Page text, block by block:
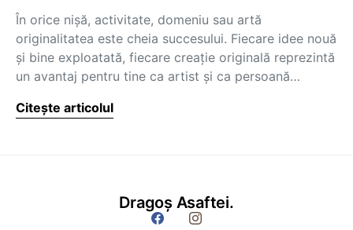
În orice nişă, activitate, domeniu sau artă
originalitatea este cheia succesului. Fiecare idee nouă
şi bine exploatată, fiecare creaţie originală reprezintă
un avantaj pentru tine ca artist şi ca persoană…
Citește articolul
Dragoș Asaftei.